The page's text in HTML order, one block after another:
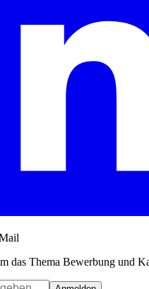
das Thema Bewerbung und